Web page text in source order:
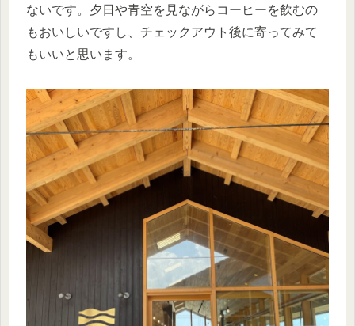
ないです。夕日や青空を見ながらコーヒーを飲むの
もおいしいですし、チェックアウト後に寄ってみて
もいいと思います。